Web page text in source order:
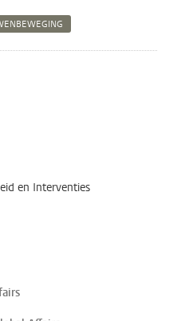
via Mastodon
en Interventies